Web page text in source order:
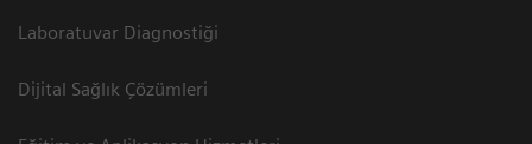
Laboratuvar Diagnostiği
Dijital Sağlık Çözümleri